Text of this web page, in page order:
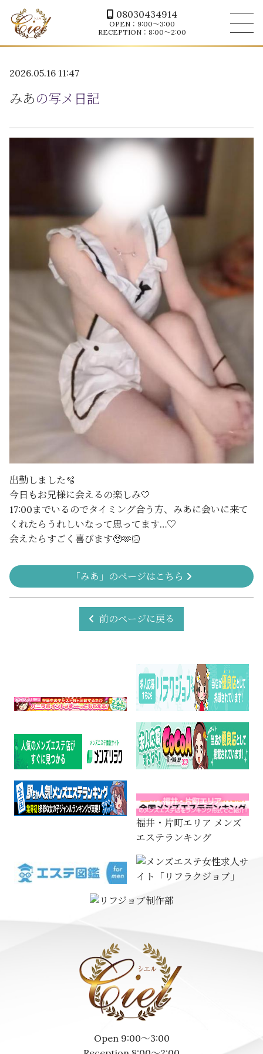
08030434914
OPEN：9:00～3:00
RECEPTION：8:00～2:00
2026.05.16 11:47
みあの写メ日記
出勤しました🫧
今日もお兄様に会えるの楽しみ🤍
17:00までいるのでタイミング合う方、みあに会いに来て
くれたらうれしいなって思ってます…♡
会えたらすごく喜びます🥹🫶🏻
「みあ」のページはこちら
前のページに戻る
福井・片町エリア メンズ
エステランキング
Open 9:00～3:00